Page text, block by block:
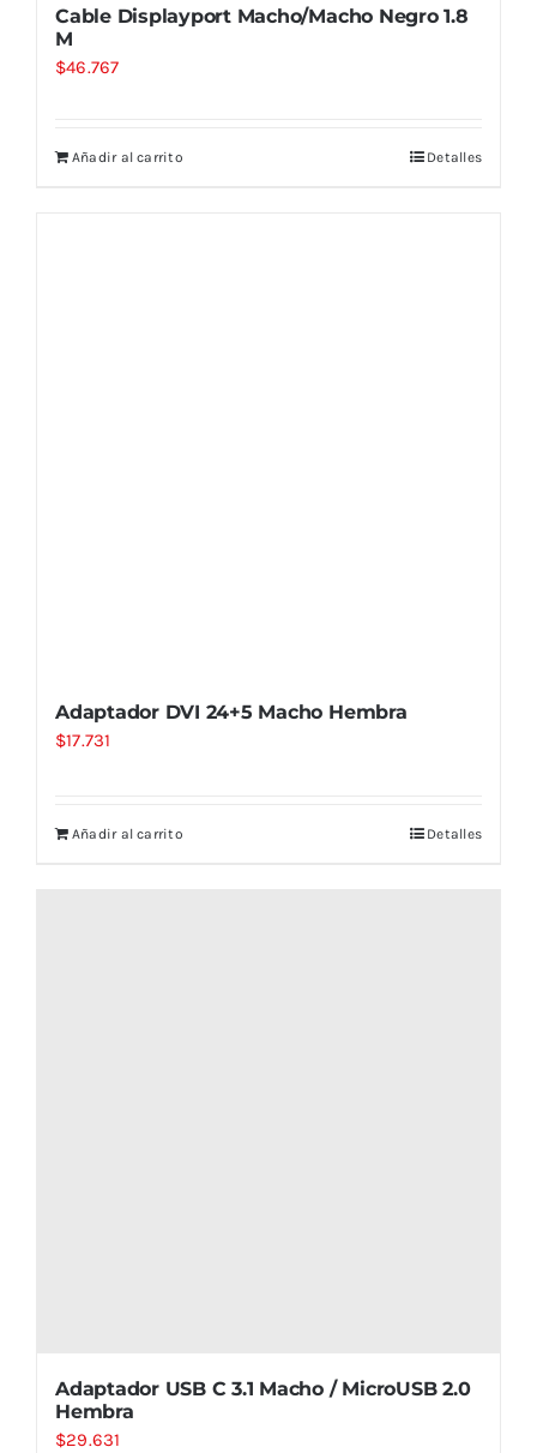
Cable Displayport Macho/Macho Negro 1.8
M
$46.767
Añadir al carrito Detalles
Adaptador DVI 24+5 Macho Hembra
$17.731
Añadir al carrito Detalles
Adaptador USB C 3.1 Macho / MicroUSB 2.0
Hembra
$29.631